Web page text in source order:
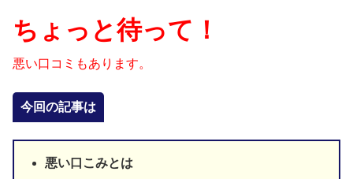
ちょっと待って！
悪い口コミもあります。
今回の記事は
悪い口こみとは